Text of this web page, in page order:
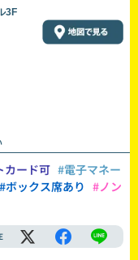
3F
カード可 #電子マネー
#ボックス席あり #ノン